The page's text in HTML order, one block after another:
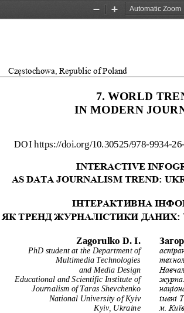
Zoom
Zoom
Częstochowa, Republic of Poland
7. WORLD
IN MODERN
DOI https://doi.org/10.30525/978-9934-26-
INTERACTIVE
AS DATA JOURNALISM TREND:
ІНТЕРАКТИВНА
ЯК ТРЕНД ЖУРНАЛІСТИКИ ДАНИХ:
Zagorulko D. I.
PhD student at the Department of
Multimedia Technologies
and Media Design
Educational and Scientific Institute of
Journalism of Taras Shevchenko
National University of Kyiv
Kyiv, Ukraine
імені
м.